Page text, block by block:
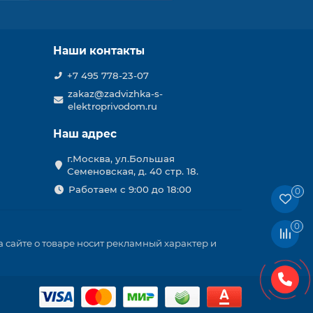
Наши контакты
+7 495 778-23-07
zakaz@zadvizhka-s-
elektroprivodom.ru
Наш адрес
г.Москва, ул.Большая
Семеновская, д. 40 стр. 18.
Работаем с 9:00 до 18:00
о товаре носит рекламный характер и
0
0